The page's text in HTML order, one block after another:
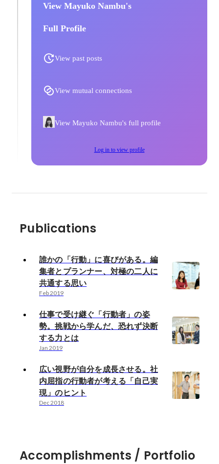
View Mayuko Nambu's
Full Profile
View past posts
View mutual connections
View Mayuko Nambu's full profile
Log in to view profile
Publications
誰かの「行動」に喜びがある。編
集者とプランナー、対極の二人に
共通する思い
Feb 2019
仕事で受け継ぐ「行動者」の姿
勢。挑戦から学んだ、恐れず決断
する力とは
Jan 2019
広い視野が自分を成長させる。社
内屈指の行動者が考える「自己実
現」のヒント
Dec 2018
Accomplishments / Portfolio